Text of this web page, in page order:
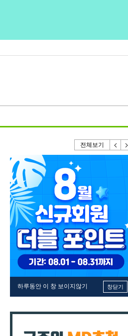
전체보기
하루동안 이 창 보이지않기 창닫기